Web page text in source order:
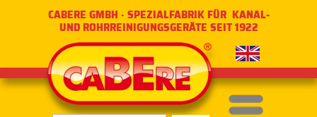
CABERE GMBH · SPEZIALFABRIK FÜR KANAL-
UND ROHRREINIGUNGSGERÄTE SEIT 1922